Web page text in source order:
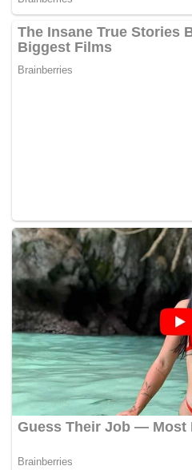
Mengulas lanjut, Ismail Sabri
atas kejayaan LHDN apabila
bertambah 17 peratus
RM140 bilion.
menerusi 28 pautan
dan enam aplikasi di bawah
Future Services.
Beliau turut gembira
mengadaptasi keperluan
mempermudahkan urusan
trend pematuhan yang
Justeru, beliau optimis, sinar
tahun ini memungkinkan
dua tahun lalu.